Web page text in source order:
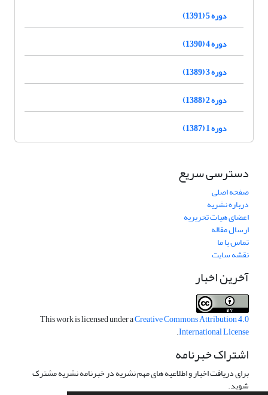
دوره 5 (1391)
دوره 4 (1390)
دوره 3 (1389)
دوره 2 (1388)
دوره 1 (1387)
دسترسی سریع
صفحه اصلی
درباره نشریه
اعضای هیات تحریریه
ارسال مقاله
تماس با ما
نقشه سایت
آخرین اخبار
This work is licensed under aCreative Commons Attribution 4.0
International License
.
اشتراک خبرنامه
برای دریافت اخبار و اطلاعیه های مهم نشریه در خبرنامه نشریه مشترک
شوید.